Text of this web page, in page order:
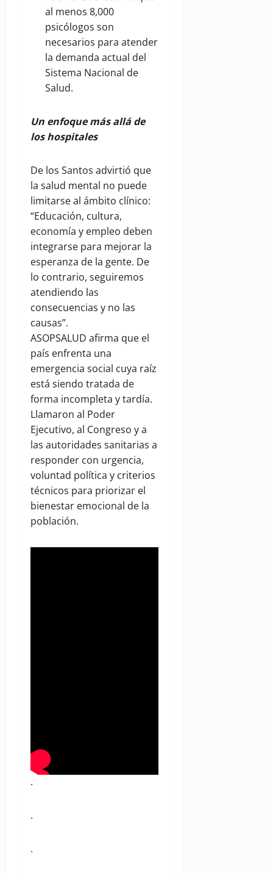
al menos 8,000
psicólogos son
necesarios para atender
la demanda actual del
Sistema Nacional de
Salud.
Un enfoque más allá de
los hospitales
De los Santos advirtió que
la salud mental no puede
limitarse al ámbito clínico:
“Educación, cultura,
economía y empleo deben
integrarse para mejorar la
esperanza de la gente. De
lo contrario, seguiremos
atendiendo las
consecuencias y no las
causas”.
ASOPSALUD afirma que el
país enfrenta una
emergencia social cuya raíz
está siendo tratada de
forma incompleta y tardía.
Llamaron al Poder
Ejecutivo, al Congreso y a
las autoridades sanitarias a
responder con urgencia,
voluntad política y criterios
técnicos para priorizar el
bienestar emocional de la
población.
.
.
.